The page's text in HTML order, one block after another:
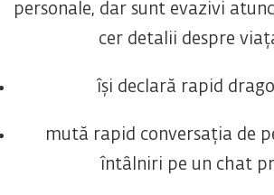
personale, dar sunt evazivi
cer detalii despre
își declară rapid
mută rapid conversația de
întâlniri pe un chat